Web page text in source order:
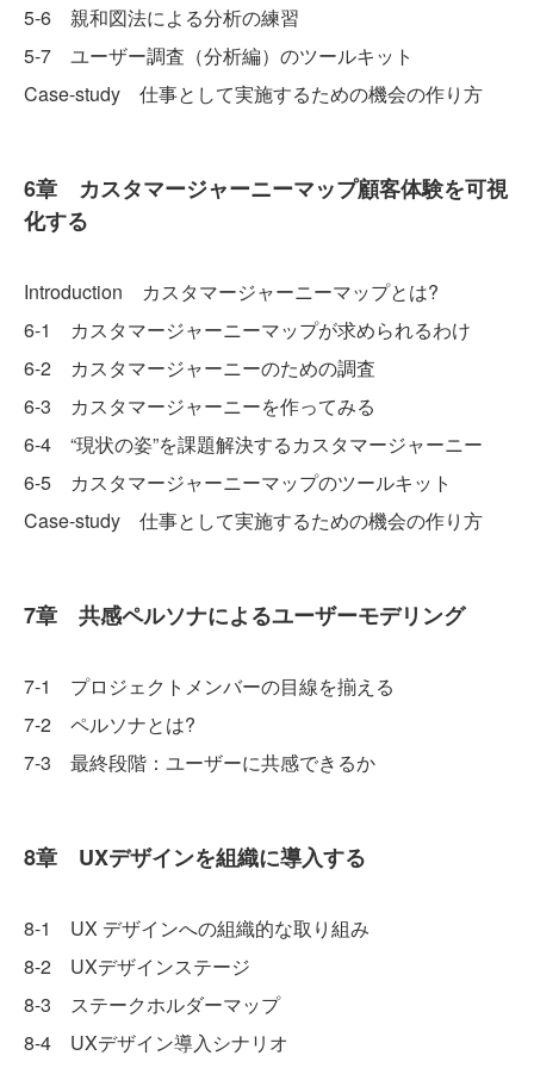
5-6 親和図法による分析の練習
5-7 ユーザー調査（分析編）のツールキット
Case-study 仕事として実施するための機会の作り方
6章 カスタマージャーニーマップ顧客体験を可視
化する
Introduction カスタマージャーニーマップとは?
6-1 カスタマージャーニーマップが求められるわけ
6-2 カスタマージャーニーのための調査
6-3 カスタマージャーニーを作ってみる
6-4 “現状の姿”を課題解決するカスタマージャーニー
6-5 カスタマージャーニーマップのツールキット
Case-study 仕事として実施するための機会の作り方
7章 共感ペルソナによるユーザーモデリング
7-1 プロジェクトメンバーの目線を揃える
7-2 ペルソナとは?
7-3 最終段階：ユーザーに共感できるか
8章 UXデザインを組織に導入する
8-1 UX デザインへの組織的な取り組み
8-2 UXデザインステージ
8-3 ステークホルダーマップ
8-4 UXデザイン導入シナリオ